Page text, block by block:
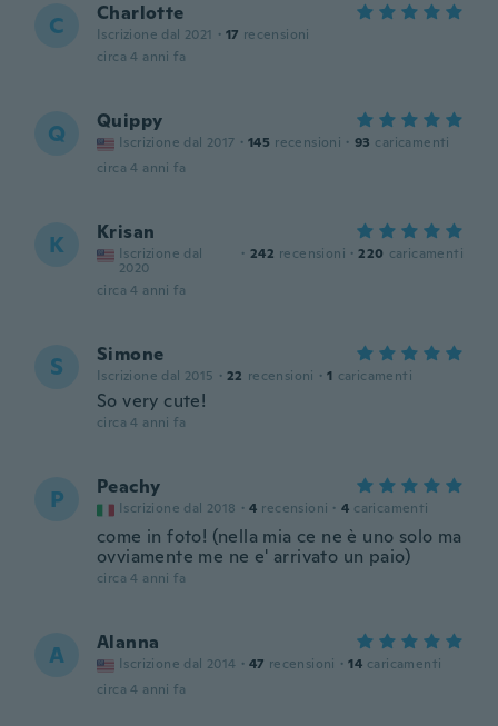
C Charlotte
Iscrizione dal 2021 · 17 recensioni
circa 4 anni fa
Q Quippy
Iscrizione dal 2017 · 145 recensioni · 93 caricamenti
circa 4 anni fa
K Krisan
Iscrizione dal
2020
· 242 recensioni · 220 caricamenti
circa 4 anni fa
S Simone
Iscrizione dal 2015 · 22 recensioni · 1 caricamenti
So very cute!
circa 4 anni fa
P Peachy
Iscrizione dal 2018 · 4 recensioni · 4 caricamenti
come in foto! (nella mia ce ne è uno solo ma
ovviamente me ne e' arrivato un paio)
circa 4 anni fa
A Alanna
Iscrizione dal 2014 · 47 recensioni · 14 caricamenti
circa 4 anni fa